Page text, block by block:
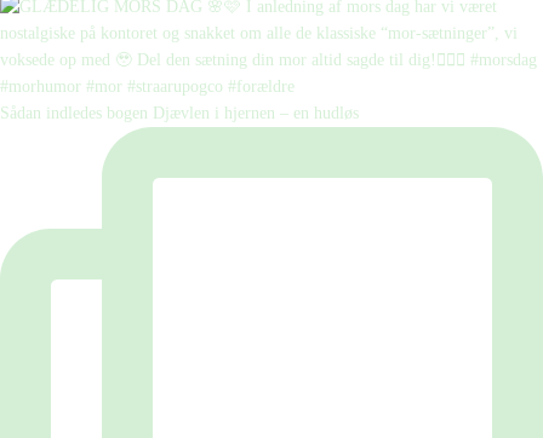
Sådan indledes bogen Djævlen i hjernen – en hudløs